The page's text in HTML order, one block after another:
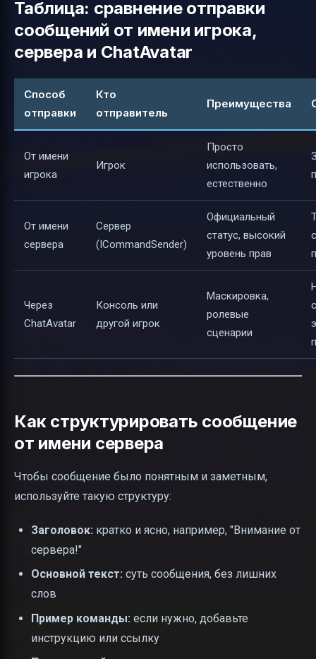
Таблица: сравнение отправки
сообщений от имени игрока,
сервера и ChatAvatar
Способ
отправки
Кто
отправитель
Преимущества
От имени
игрока
Игрок
Просто
использовать,
естественно
От имени
сервера
Сервер
(ICommandSender)
Официальный
статус, высокий
уровень прав
Через
ChatAvatar
Консоль или
другой игрок
Маскировка,
ролевые
сценарии
Как структурировать сообщение
от имени сервера
Чтобы сообщение было понятным и заметным,
используйте такую структуру:
Заголовок: кратко и ясно, например, "Внимание от
сервера!"
Основной текст: суть сообщения, без лишних
слов
Пример команды: если нужно, добавьте
инструкцию или ссылку